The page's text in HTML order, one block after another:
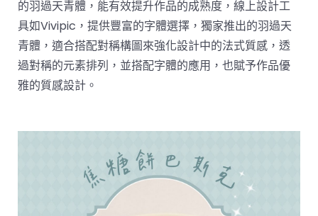
的羽過天青體，能有效提升作品的成熟度，線上設計工
具如Vivipic，提供豐富的字體選擇，獨家推出的羽過天
青體，適合搭配對稱構圖來強化設計中的法式質感，透
過對稱的元素排列，並搭配字體的應用，也賦予作品優
雅的質感設計。